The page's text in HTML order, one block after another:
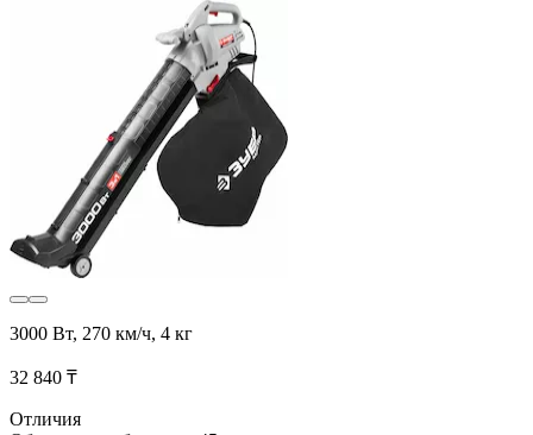
3000 Вт, 270 км/ч, 4 кг
32 840 ₸
Отличия